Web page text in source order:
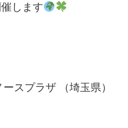
します
スプラザ （埼玉県）